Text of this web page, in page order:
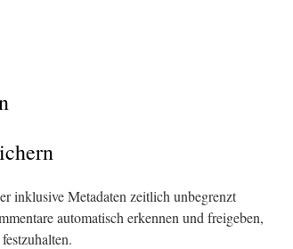
inklusive Metadaten zeitlich unbegrenzt
automatisch erkennen und freigeben,